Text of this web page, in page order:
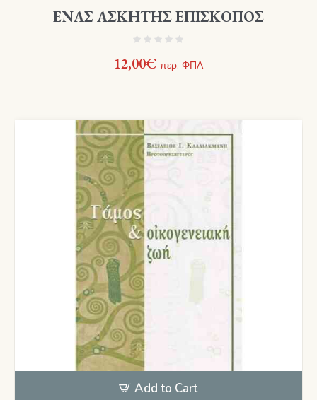
ΕΝΑΣ ΑΣΚΗΤΗΣ ΕΠΙΣΚΟΠΟΣ
12,00€ περ. ΦΠΑ
Add to Cart